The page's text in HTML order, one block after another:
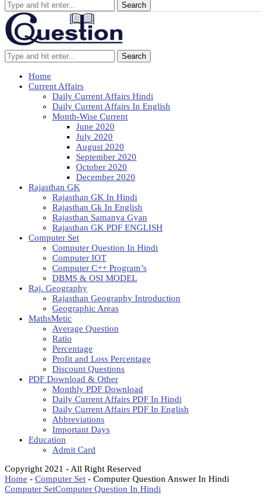
Search
Search
Home
Current Affairs
Daily Current Affairs Hindi
Daily Current Affairs In English
Month-Wise Current
June 2020
July 2020
August 2020
September 2020
October 2020
December 2020
Rajasthan GK
Rajasthan GK In Hindi
Rajasthan Gk In English
Rajasthan Samanya Gyan
Rajasthan GK PDF ENGLISH
Computer Set
Computer Question In Hindi
Computer IOT
Computer C++ Program’s
DBMS & OSI MODEL
Raj. Geography
Rajasthan Geography Introduction
Geographic Areas
MathsMetic
Average Question
Ratio
Percentage
Profit and Loss Percentage
Discount Questions
PDF Download & Other
Monthly PDF Download
Daily Current Affairs PDF In Hindi
Daily Current Affairs PDF In English
Abbreviations
Important Days
Education
Admit Card
Copyright 2021 - All Right Reserved
Home - Computer Set - Computer Question Answer In Hindi
Computer SetComputer Question In Hindi